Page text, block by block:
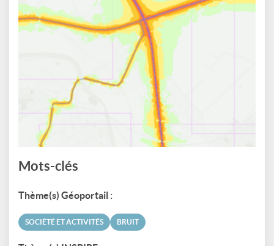
Mots-clés
Thème(s) Géoportail :
SOCIÉTÉ ET ACTIVITÉS BRUIT